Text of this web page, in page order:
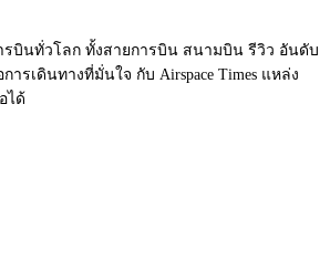
รบินทั่วโลก ทั้งสายการบิน สนามบิน รีวิว อันดับ
ารเดินทางที่มั่นใจ กับ Airspace Times แหล่ง
ได้